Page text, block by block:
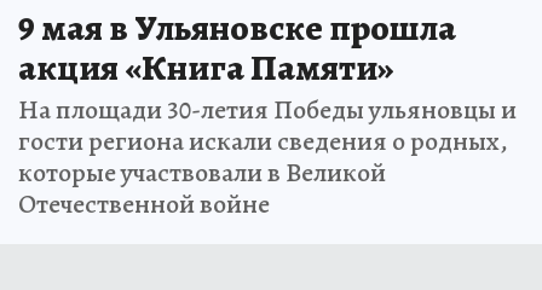
9 мая в Ульяновске прошла
акция «Книга Памяти»
На площади 30-летия Победы ульяновцы и
гости региона искали сведения о родных,
которые участвовали в Великой
Отечественной войне